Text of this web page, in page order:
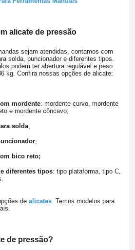
alicate de pressão
sejam atendidas, contamos com
solda, puncionador e diferentes tipos.
podem ter abertura regulável e peso
kg. Confira nossas opções de alicate:
mordente: mordente curvo, mordente
e mordente côncavo;
solda;
;
bico reto;
diferentes tipos: tipo plataforma, tipo C,
de alicates. Temos modelos para
de pressão?